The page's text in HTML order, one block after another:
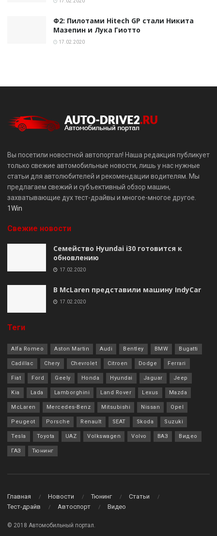
Ф2: Пилотами Hitech GP стали Никита
Мазепин и Лука Гиотто
17.02.2020
Вы посетили новостной автопортал! Наша редакция публикует
только свежие автомобильные новости, лишь у нас нужные
статьи для автолюбителей и рекомендации водителям. Мы
предлагаем свежий и субъективный обзор машин,
захватывающие дух тест-драйвы и многое-многое другое.
1Win
Свежие новости
Семейство Hyundai i30 готовится к
обновлению
17.02.2020
В McLaren представили машину IndyCar
17.02.2020
Теги
Alfa Romeo Aston Martin Audi Bentley BMW Bugatti
Cadillac Chery Chevrolet Citroen Dodge Ferrari
Fiat Ford Geely Honda Hyundai Jaguar Jeep
Kia Lada Lamborghini Land Rover Lexus Mazda
McLaren Mercedes-Benz Mitsubishi Nissan Opel
Peugeot Porsche Renault SEAT Skoda Suzuki
Tesla Toyota UAZ Volkswagen Volvo ВАЗ Видео
ГАЗ Тюнинг
Главная Новости Тюнинг
Статьи
Тест-драйв
Автоспорт Видео
© 2018 Автомобильный портал.